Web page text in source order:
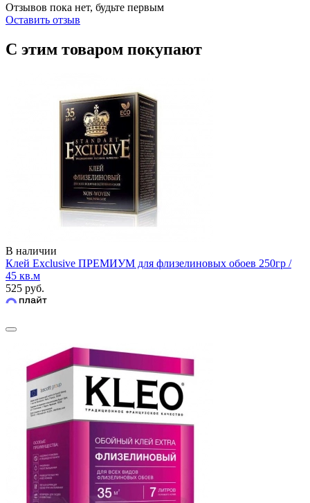
Отзывов пока нет, будьте первым
Оставить отзыв
С этим товаром покупают
В наличии
Клей Exclusive ПРЕМИУМ для флизелиновых обоев 250гр /
45 кв.м
525 руб.